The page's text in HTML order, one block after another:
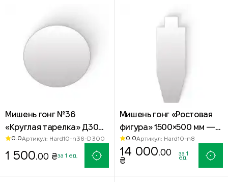
Мишень гонг №36
«Круглая тарелка» Д300
мм — сталь Hardox 500
0.0Артикул: Hard10-n36-D300
1 500 .00 ₴за 1 ед.
Мишень гонг «Ростовая
фигура» 1500×500 мм —
стальная мишень для
стрельбы Hardox 500
0.0Артикул: Hard10-n8
14 000 .00
₴
за 1
ед.